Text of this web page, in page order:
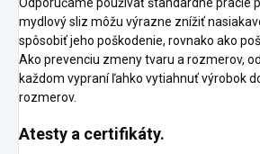
Odporúčame používať štandardné pracie
mydlový sliz môžu výrazne znížiť
spôsobiť jeho poškodenie, rovnako ako
Ako prevenciu zmeny tvaru a rozmerov,
každom vypraní ľahko vytiahnuť výrobok
rozmerov.
Atesty a certifikáty.